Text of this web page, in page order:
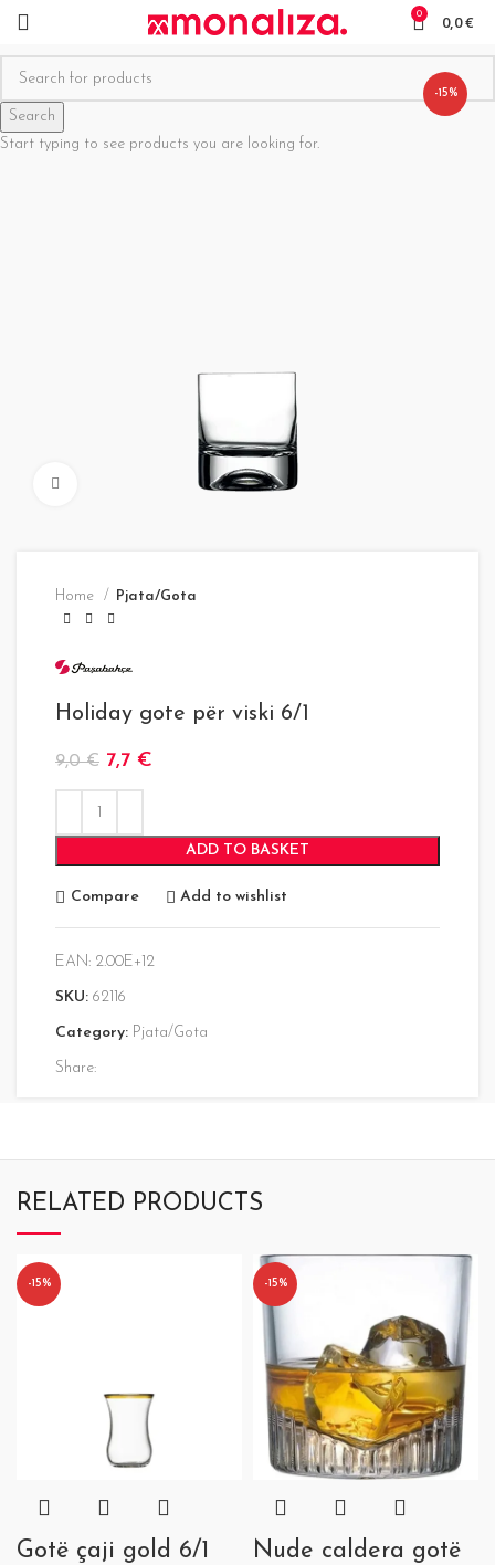
0 0,0€
-15%
Home Pjata/Gota
Holiday gote për viski 6/1
9,0€ 7,7 €
ADD TO BASKET
Compare Add to wishlist
EAN: 2.00E+12
SKU: 62116
Category: Pjata/Gota
Share:
RELATED PRODUCTS
-15%
Gotë çaji gold 6/1
-15%
Nude caldera gotë
Search
Start typing to see products you are looking for.